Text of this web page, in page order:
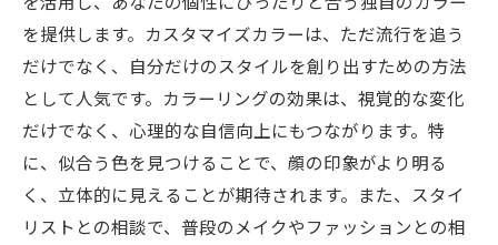
を提供します。カスタマイズカラーは、ただ流行を追う
だけでなく、自分だけのスタイルを創り出すための方法
として人気です。カラーリングの効果は、視覚的な変化
だけでなく、心理的な自信向上にもつながります。特
に、似合う色を見つけることで、顔の印象がより明る
く、立体的に見えることが期待されます。また、スタイ
リストとの相談で、普段のメイクやファッションとの相